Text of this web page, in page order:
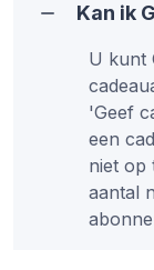
Kan ik
U kunt
'Geef
een
niet op
aantal